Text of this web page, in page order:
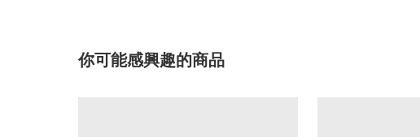
你可能感興趣的商品